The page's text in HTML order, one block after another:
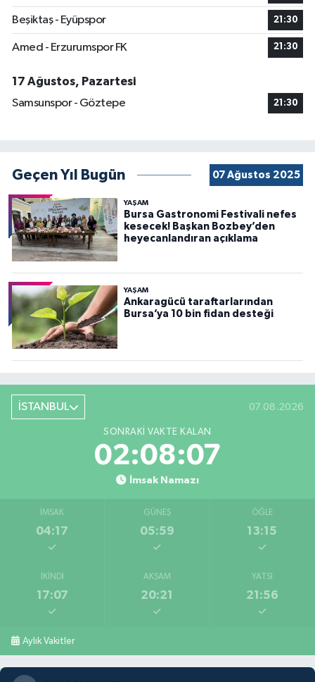
Beşiktaş - Eyüpspor 21:30
Amed - Erzurumspor FK 21:30
17 Ağustos, Pazartesi
Samsunspor - Göztepe
21:30
Geçen Yıl Bugün 07 Ağustos 2025
YAŞAM
Bursa Gastronomi Festivali nefes
kesecek! Başkan Bozbey’den
heyecanlandıran açıklama
YAŞAM
Ankaragücü taraftarlarından
Bursa’ya 10 bin fidan desteği
İSTANBUL 07.08.2026
SONRAKI VAKTE KALAN
02:08:06
İmsak Namazı
İMSAK
04:17
GÜNEŞ
05:59
ÖĞLE
13:15
İKINDI
17:07
AKŞAM
20:21
YATSI
21:56
Aylık Vakitler